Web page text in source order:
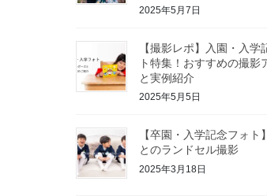
2025年5月7日
【撮影レポ】入園・入学
ト特集！おすすめの撮影
と実例紹介
2025年5月5日
【卒園・入学記念フォト
とのランドセル撮影
2025年3月18日